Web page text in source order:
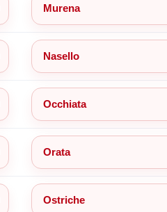
Murena
Nasello
Occhiata
Orata
Ostriche